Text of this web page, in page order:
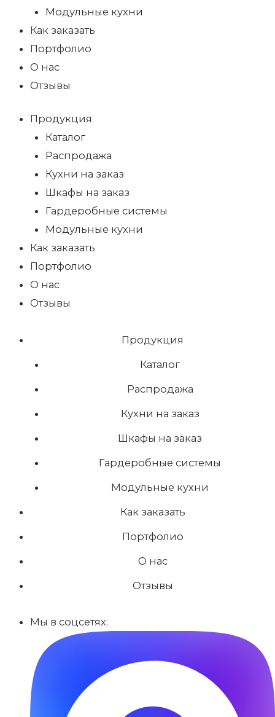
Модульные кухни
Как заказать
Портфолио
О нас
Отзывы
Продукция
Каталог
Распродажа
Кухни на заказ
Шкафы на заказ
Гардеробные системы
Модульные кухни
Как заказать
Портфолио
О нас
Отзывы
Продукция
Каталог
Распродажа
Кухни на заказ
Шкафы на заказ
Гардеробные системы
Модульные кухни
Как заказать
Портфолио
О нас
Отзывы
Мы в соцсетях: